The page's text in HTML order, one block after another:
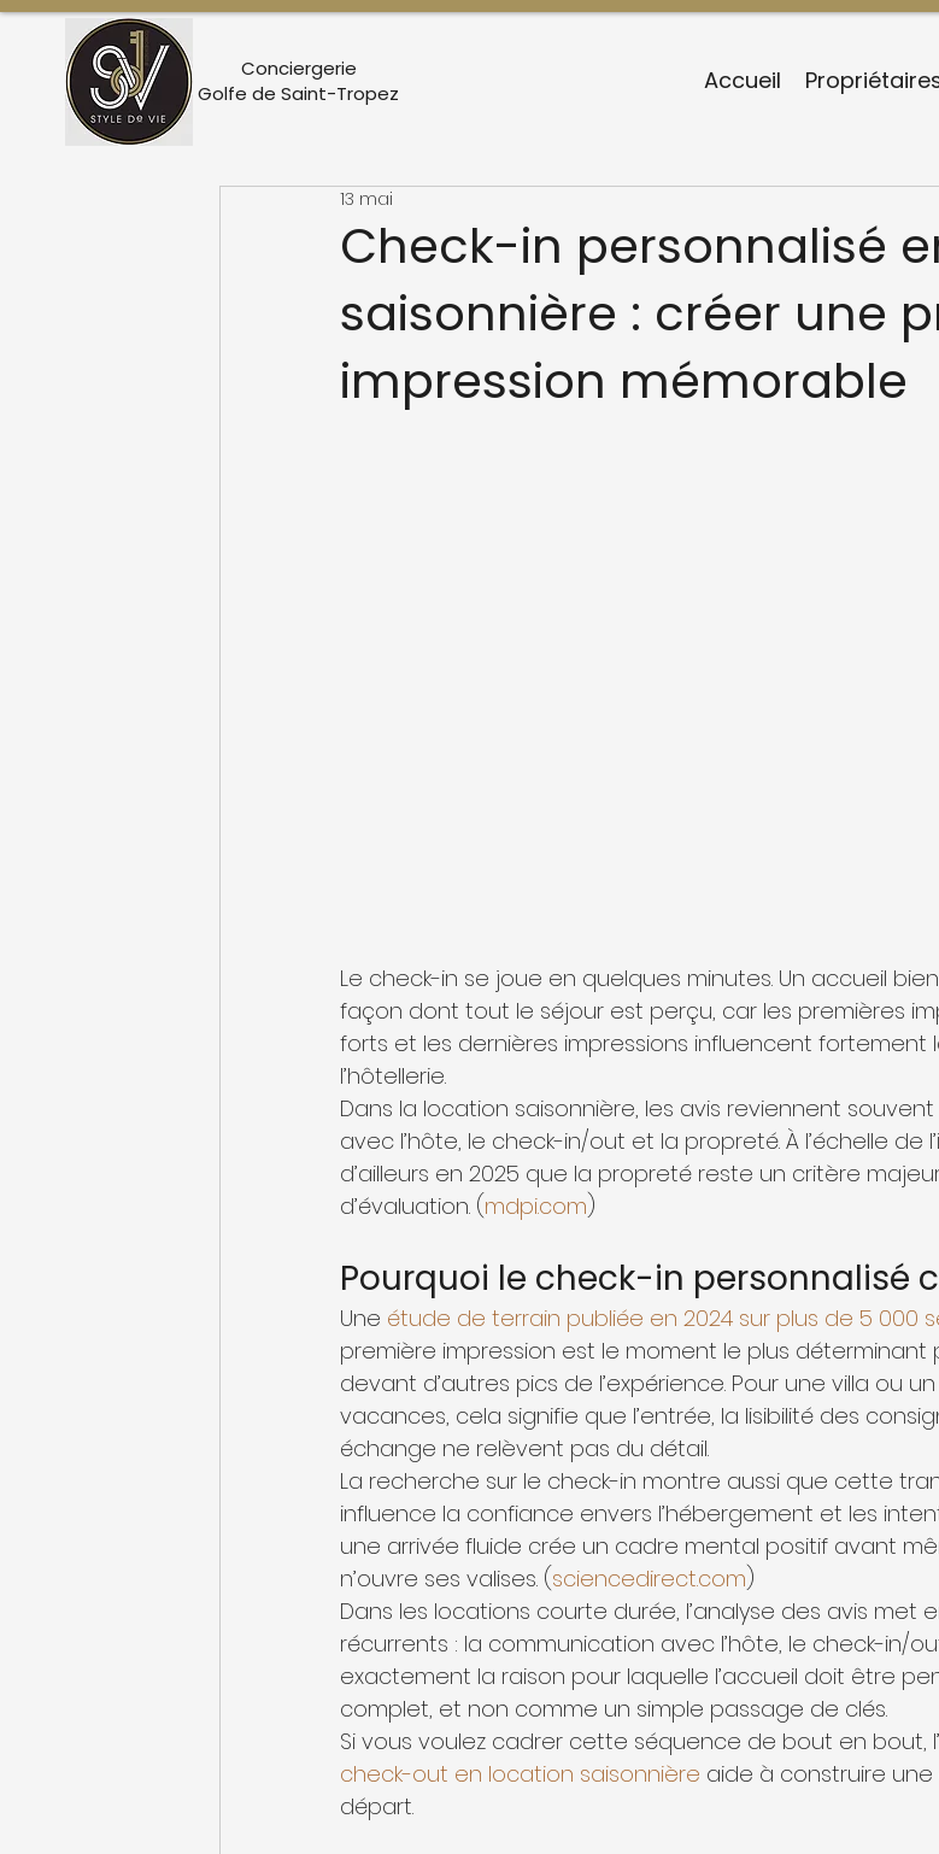
Conciergerie
Golfe de Saint-Tropez
Accueil
Check-in personnalisé
saisonnière : créer une
impression mémorable
13 mai
Le check-in se joue en quelques minutes. Un accueil
façon dont tout le séjour est perçu, car les premières
forts et les dernières impressions influencent fortement
l’hôtellerie.
Dans la location saisonnière, les avis reviennent
avec l’hôte, le check-in/out et la propreté. À l’échelle de
d’ailleurs en 2025 que la propreté reste un critère
d’évaluation. (mdpi.com)
Pourquoi le check-in personnalisé
Une étude de terrain publiée en 2024 sur plus de 5 000
première impression est le moment le plus déterminant
devant d’autres pics de l’expérience. Pour une villa ou
vacances, cela signifie que l’entrée, la lisibilité des
échange ne relèvent pas du détail.
La recherche sur le check-in montre aussi que cette
influence la confiance envers l’hébergement et les
une arrivée fluide crée un cadre mental positif avant
n’ouvre ses valises. (sciencedirect.com)
Dans les locations courte durée, l’analyse des avis met
récurrents : la communication avec l’hôte, le check-in/
exactement la raison pour laquelle l’accueil doit être
complet, et non comme un simple passage de clés.
Si vous voulez cadrer cette séquence de bout en bout,
check-out en location saisonnière aide à construire
départ.